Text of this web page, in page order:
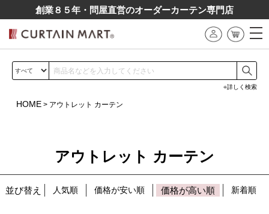
創業８５年・問屋直営のオーダーカーテン専⾨店
詳しく検索
HOME アウトレット カーテン
アウトレット カーテン
並び替え 人気順 価格が安い順 価格が高い順 新着順